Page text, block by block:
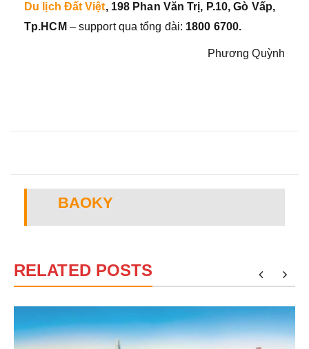
Du lịch Đất Việt, 198 Phan Văn Trị, P.10, Gò Vấp,
Tp.HCM – support qua tổng đài: 1800 6700.
Phương Quỳnh
BAOKY
RELATED POSTS